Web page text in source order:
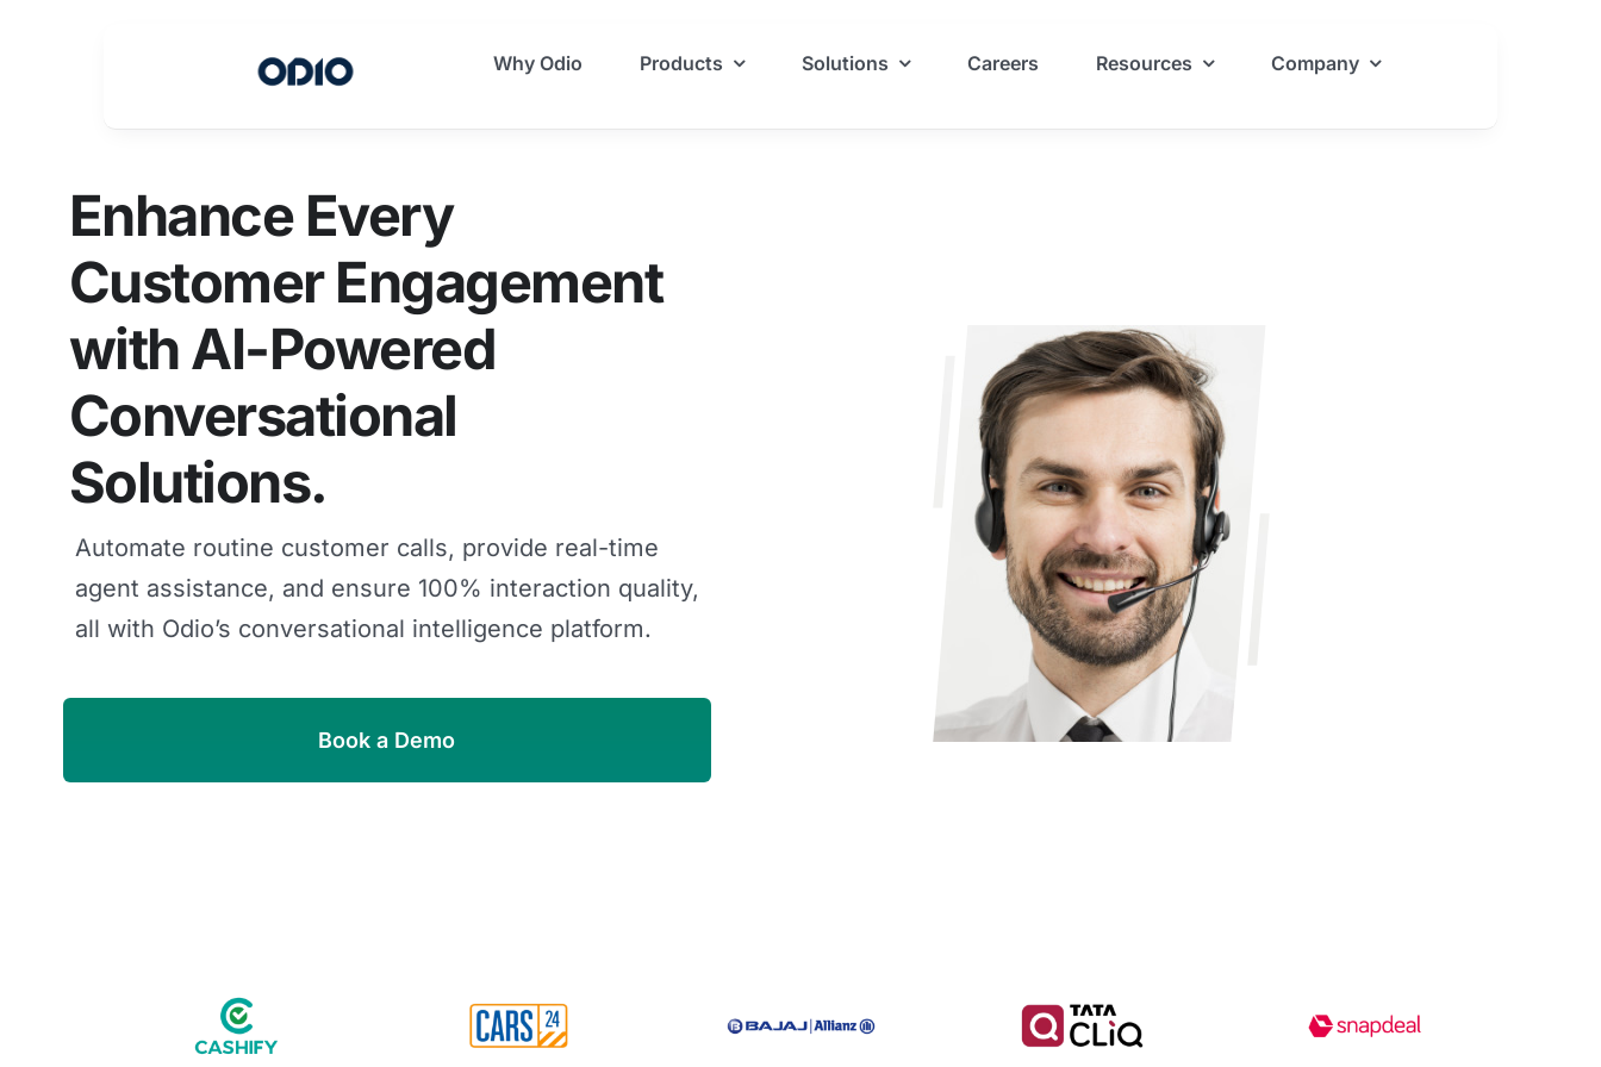
Why Odio Products Solutions Careers Resources Company
Enhance Every
Customer Engagement
with AI-Powered
Conversational
Solutions.
Automate routine customer calls, provide real-time
agent assistance, and ensure 100% interaction quality,
all with Odio’s conversational intelligence platform.
Book a Demo